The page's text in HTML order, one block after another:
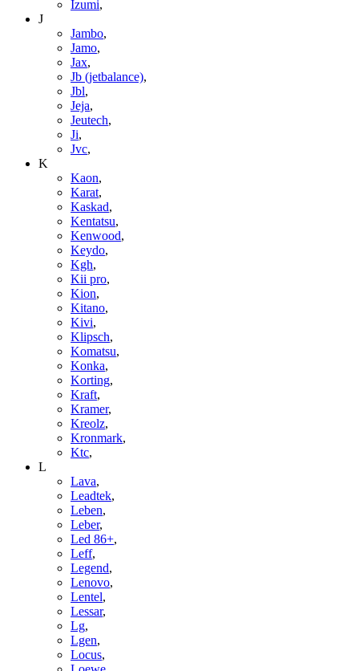
Izumi,
J
Jambo,
Jamo,
Jax,
Jb (jetbalance),
Jbl,
Jeja,
Jeutech,
Ji,
Jvc,
K
Kaon,
Karat,
Kaskad,
Kentatsu,
Kenwood,
Keydo,
Kgh,
Kii pro,
Kion,
Kitano,
Kivi,
Klipsch,
Komatsu,
Konka,
Korting,
Kraft,
Kramer,
Kreolz,
Kronmark,
Ktc,
L
Lava,
Leadtek,
Leben,
Leber,
Led 86+,
Leff,
Legend,
Lenovo,
Lentel,
Lessar,
Lg,
Lgen,
Locus,